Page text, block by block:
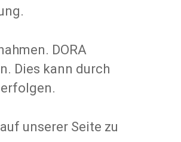
DORA
Dies kann durch
unserer Seite zu